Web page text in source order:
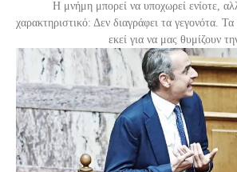
H μνήμη μπορεί να υποχωρεί ενίοτε,
χαρακτηριστικό: Δεν διαγράφει τα γεγονότα. Τα
εκεί για να μας θυμίζουν